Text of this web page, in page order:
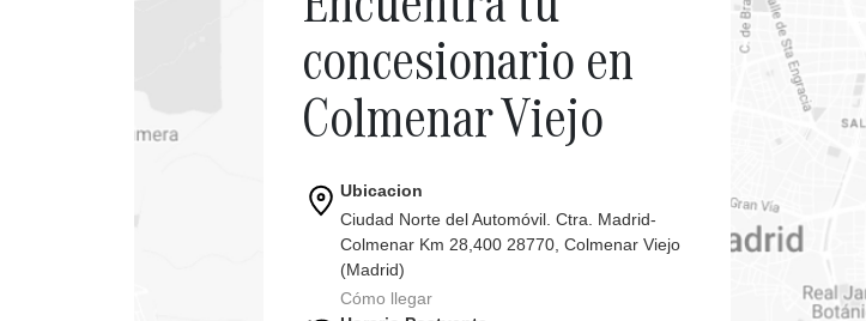
concesionario en
Colmenar Viejo
Ubicacion
Ciudad Norte del Automóvil. Ctra. Madrid-
Colmenar Km 28,400 28770, Colmenar Viejo
(Madrid)
Cómo llegar